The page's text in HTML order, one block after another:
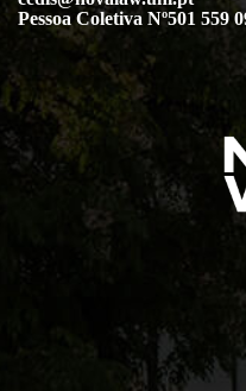
Pessoa Coletiva Nº501 559